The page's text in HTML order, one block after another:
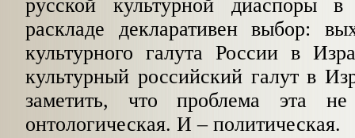
русской культурной диаспоры
раскладе декларативен выбор:
культурного галута России в
культурный российский галут в
заметить, что проблема эта не
онтологическая. И–политическая.